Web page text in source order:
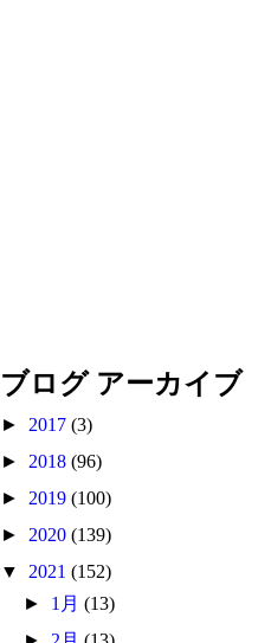
ブログ アーカイブ
► 2017 (3)
► 2018 (96)
► 2019 (100)
► 2020 (139)
▼ 2021 (152)
► 1月(13)